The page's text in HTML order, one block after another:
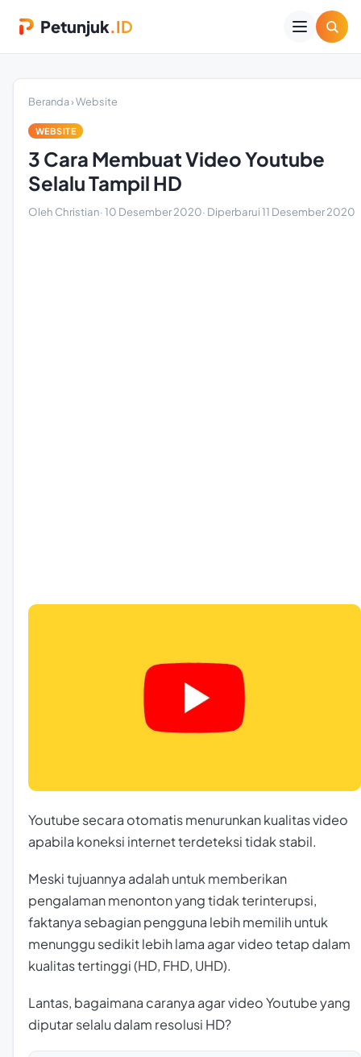
Petunjuk.ID
Beranda›Website
WEBSITE
3 Cara Membuat Video Youtube
Selalu Tampil HD
Oleh Christian·10 Desember 2020· Diperbarui11 Desember 2020
Youtube secara otomatis menurunkan kualitas video
apabila koneksi internet terdeteksi tidak stabil.
Meski tujuannya adalah untuk memberikan
pengalaman menonton yang tidak terinterupsi,
faktanya sebagian pengguna lebih memilih untuk
menunggu sedikit lebih lama agar video tetap dalam
kualitas tertinggi (HD, FHD, UHD).
Lantas, bagaimana caranya agar video Youtube yang
diputar selalu dalam resolusi HD?